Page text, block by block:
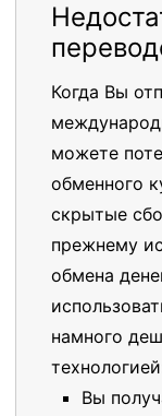
Когда Вы
можете
обменного
скрытые
прежнему
обмена
намного
Вы